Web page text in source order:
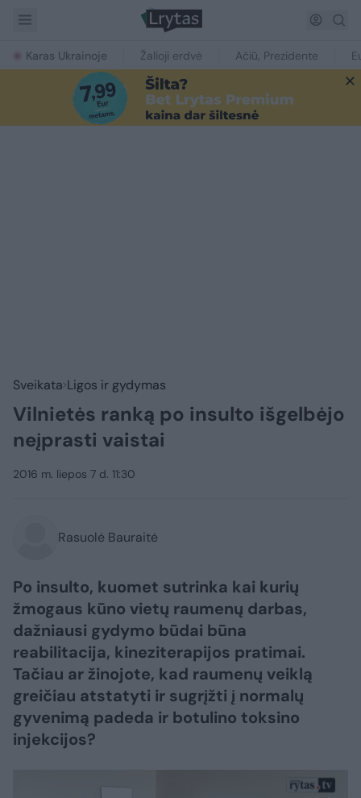
Karas Ukrainoje Žalioji erdvė Ačiū, Prezidente
Sveikata Ligos ir gydymas
Vilnietės ranką po insulto išgelbėjo
neįprasti vaistai
2016 m. liepos 7 d. 11:30
Rasuolė Bauraitė
Po insulto, kuomet sutrinka kai kurių
žmogaus kūno vietų raumenų darbas,
dažniausi gydymo būdai būna
reabilitacija, kineziterapijos pratimai.
Tačiau ar žinojote, kad raumenų veiklą
greičiau atstatyti ir sugrįžti į normalų
gyvenimą padeda ir botulino toksino
injekcijos?